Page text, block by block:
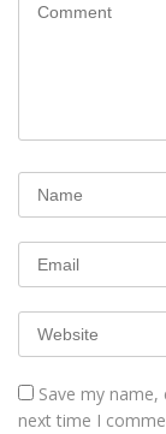
Save my
next time I